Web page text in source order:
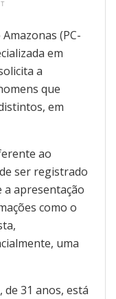
(PC-
em
a
que
em
ao
ser registrado
a apresentação
como o
uma
de 31 anos, está